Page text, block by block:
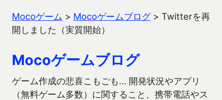
Mocoゲーム > Mocoゲームブログ> Twitterを再
開しました（実質開始）
Mocoゲームブログ
ゲーム作成の悲喜こもごも… 開発状況やアプリ
（無料ゲーム多数）に関すること、携帯電話やス